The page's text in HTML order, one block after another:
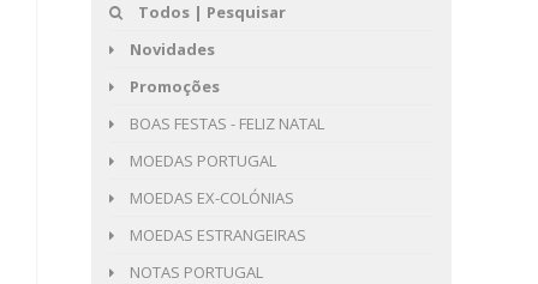
Todos | Pesquisar
Novidades
Promoções
BOAS FESTAS - FELIZ NATAL
MOEDAS PORTUGAL
MOEDAS EX-COLÓNIAS
MOEDAS ESTRANGEIRAS
NOTAS PORTUGAL